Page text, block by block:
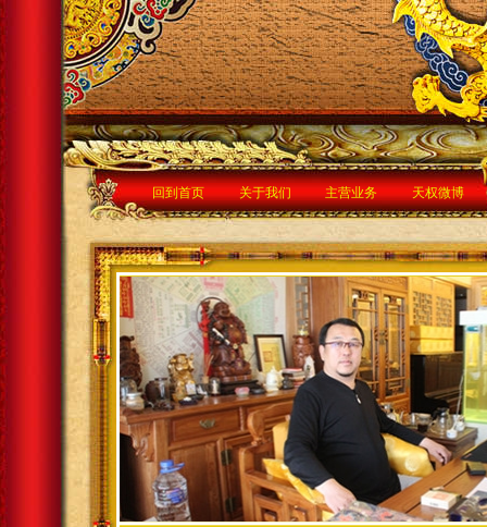
回到首页 关于我们 主营业务 天权微博